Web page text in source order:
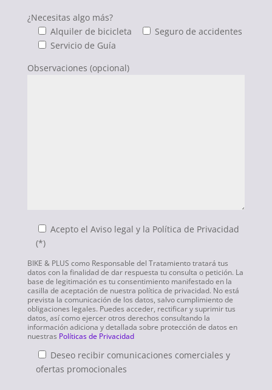
¿Necesitas algo más?
Alquiler de bicicleta
Seguro de accidentes
Servicio de Guía
Observaciones (opcional)
Acepto el Aviso legal y la Política de Privacidad
(*)
BIKE & PLUS como Responsable del Tratamiento tratará tus
datos con la finalidad de dar respuesta tu consulta o petición. La
base de legitimación es tu consentimiento manifestado en la
casilla de aceptación de nuestra política de privacidad. No está
prevista la comunicación de los datos, salvo cumplimiento de
obligaciones legales. Puedes acceder, rectificar y suprimir tus
datos, así como ejercer otros derechos consultando la
información adiciona y detallada sobre protección de datos en
nuestras Políticas de Privacidad
Deseo recibir comunicaciones comerciales y
ofertas promocionales